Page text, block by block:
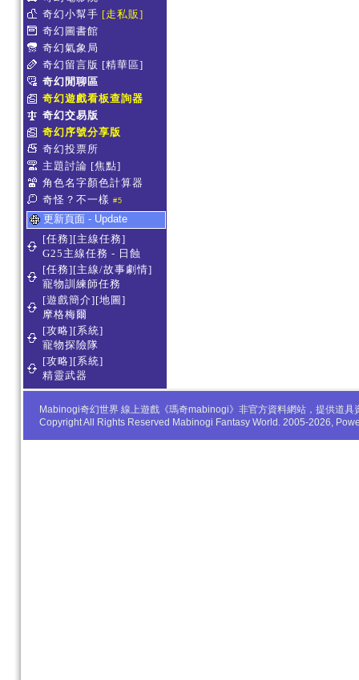
奇幻小幫手 [走私販]
奇幻圖書館
奇幻氣象局
奇幻留言版 [精華區]
奇幻閒聊區
奇幻遊戲看板查詢器
奇幻交易版
奇幻序號分享版
奇幻投票所
主題討論 [焦點]
角色名字顏色計算器
奇怪？不一樣 #5
更新頁面 - Update
[任務][主線任務]
G25主線任務 - 日蝕
[任務][主線/故事劇情]
寵物訓練師任務
[遊戲簡介][地圖]
摩格梅爾
[攻略][系統]
寵物探險隊
[攻略][系統]
精靈武器
Mabinogi奇幻世界 線上遊戲《瑪奇mabinogi》非官方資料網站，提供道
Copyright All Rights Reserved Mabinogi Fantasy World. 2005-2026,